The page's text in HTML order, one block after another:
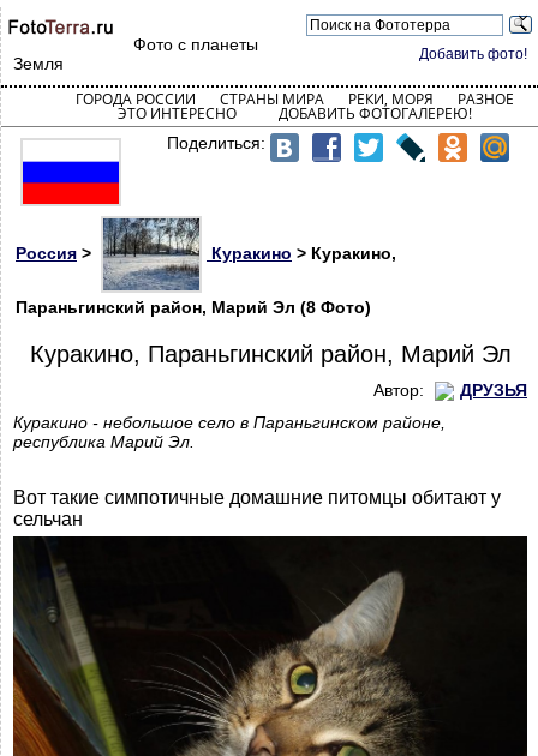
Добавить фото!
Фото с планеты
Земля
ГОРОДА РОССИИ СТРАНЫ МИРА РЕКИ, МОРЯ РАЗНОЕ
ЭТО ИНТЕРЕСНО ДОБАВИТЬ ФОТОГАЛЕРЕЮ!
Поделиться:
Россия > Куракино > Куракино,
Параньгинский район, Марий Эл (8 Фото)
Куракино, Параньгинский район, Марий Эл
Автор:
ДРУЗЬЯ
Куракино - небольшое село в Параньгинском районе,
республика Марий Эл.
Вот такие симпотичные домашние питомцы обитают у
сельчан